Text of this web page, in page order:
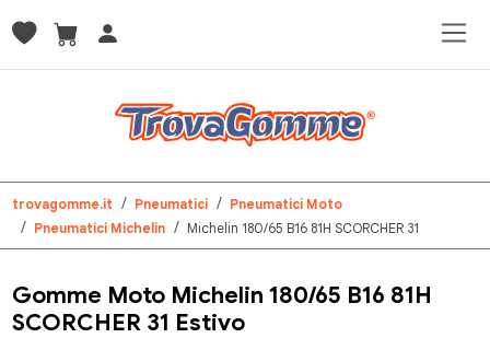
trovagomme.it Pneumatici
Pneumatici Moto
Pneumatici Michelin
Michelin 180/65 B16 81H SCORCHER 31
Gomme Moto Michelin 180/65 B16 81H
SCORCHER 31 Estivo